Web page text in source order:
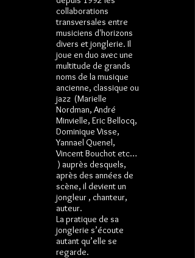
collaborations
transversales entre
musiciens d'horizons
divers et jonglerie. Il
joue en duo avec une
multitude de grands
noms de la musique
ancienne, classique ou
jazz (Marielle
Nordman, André
Minvielle, Eric Bellocq,
Dominique Visse,
Yannael Quenel,
Vincent Bouchot etc…
) auprès desquels,
après des années de
scène, il devient un
jongleur , chanteur,
auteur.
La pratique de sa
jonglerie s’écoute
autant qu’elle se
regarde.